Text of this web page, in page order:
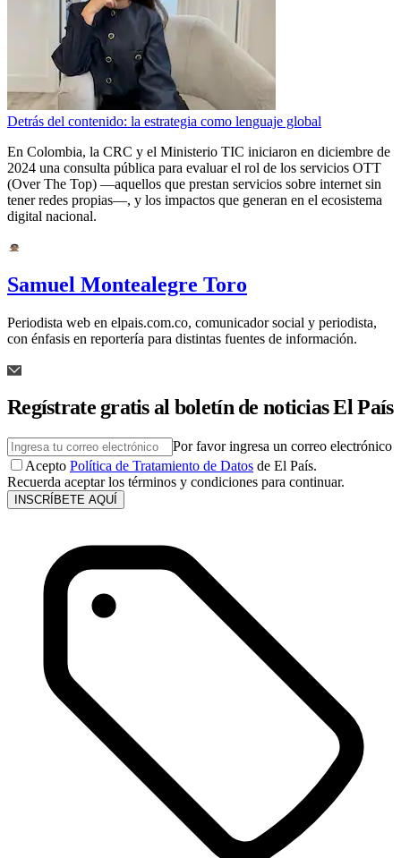
Detrás del contenido: la estrategia como lenguaje global
En Colombia, la CRC y el Ministerio TIC iniciaron en diciembre de
2024 una consulta pública para evaluar el rol de los servicios OTT
(Over The Top) —aquellos que prestan servicios sobre internet sin
tener redes propias—, y los impactos que generan en el ecosistema
digital nacional.
Samuel Montealegre Toro
Periodista web en elpais.com.co, comunicador social y periodista,
con énfasis en reportería para distintas fuentes de información.
Regístrate gratis al boletín de noticias El País
Por favor ingresa un correo electrónico
Acepto Política de Tratamiento de Datos de El País.
Recuerda aceptar los términos y condiciones para continuar.
INSCRÍBETE AQUÍ